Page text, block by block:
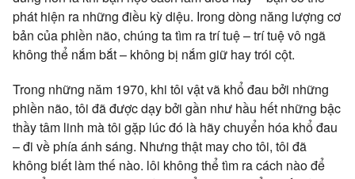
phát hiện ra những điều kỳ diệu. Irong dòng năng lượng cơ
bản của phiền não, chúng ta tìm ra trí tuệ – trí tuệ vô ngã
không thể nắm bắt – không bị nắm giữ hay trói cột.
Trong những năm 1970, khi tôi vật vã khổ đau bởi những
phiền não, tôi đã được dạy bởi gần như hầu hết những bậc
thầy tâm linh mà tôi gặp lúc đó là hãy chuyển hóa khổ đau
– đi về phía ánh sáng. Nhưng thật may cho tôi, tôi đã
không biết làm thế nào. lôi không thể tìm ra cách nào để